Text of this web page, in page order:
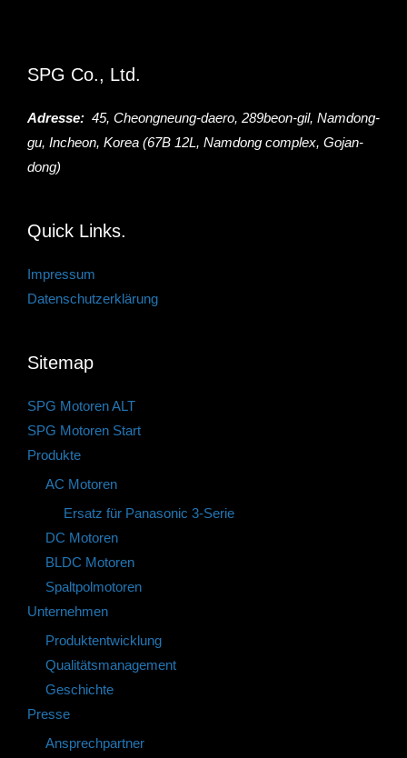
SPG Co., Ltd.
Adresse: 45, Cheongneung-daero, 289beon-gil, Namdong-
gu, Incheon, Korea (67B 12L, Namdong complex, Gojan-
dong)
Quick Links.
Impressum
Datenschutzerklärung
Sitemap
SPG Motoren ALT
SPG Motoren Start
Produkte
AC Motoren
Ersatz für Panasonic 3-Serie
DC Motoren
BLDC Motoren
Spaltpolmotoren
Unternehmen
Produktentwicklung
Qualitätsmanagement
Geschichte
Presse
Ansprechpartner